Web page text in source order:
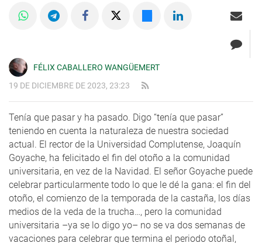
FÉLIX CABALLERO WANGÜEMERT
19 DE DICIEMBRE DE 2023, 23:23
Tenía que pasar y ha pasado. Digo “tenía que pasar”
teniendo en cuenta la naturaleza de nuestra sociedad
actual. El rector de la Universidad Complutense, Joaquín
Goyache, ha felicitado el fin del otoño a la comunidad
universitaria, en vez de la Navidad. El señor Goyache puede
celebrar particularmente todo lo que le dé la gana: el fin del
otoño, el comienzo de la temporada de la castaña, los días
medios de la veda de la trucha…, pero la comunidad
universitaria –ya se lo digo yo– no se va dos semanas de
vacaciones para celebrar que termina el periodo otoñal,